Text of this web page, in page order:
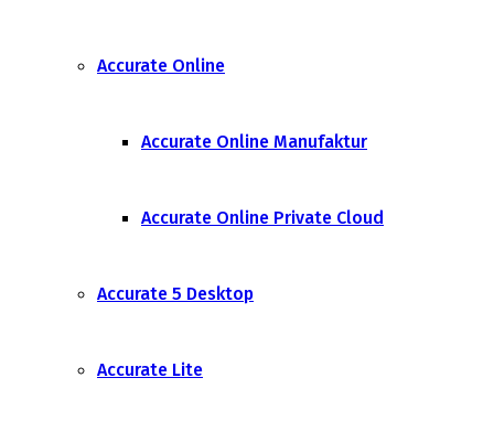
Accurate Online
Accurate Online Manufaktur
Accurate Online Private Cloud
Accurate 5 Desktop
Accurate Lite